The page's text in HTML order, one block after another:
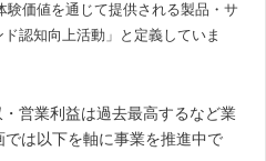
験価値を通じて提供される製品・サ
認知向上活動」と定義していま
営業利益は過去最高するなど業
は以下を軸に事業を推進中で